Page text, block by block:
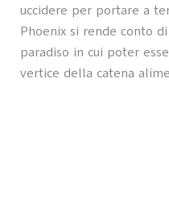
uccidere per portare a
Phoenix si rende conto
paradiso in cui poter
vertice della catena